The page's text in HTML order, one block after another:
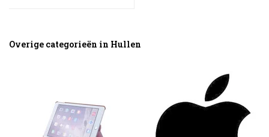
Overige categorieën in Hullen